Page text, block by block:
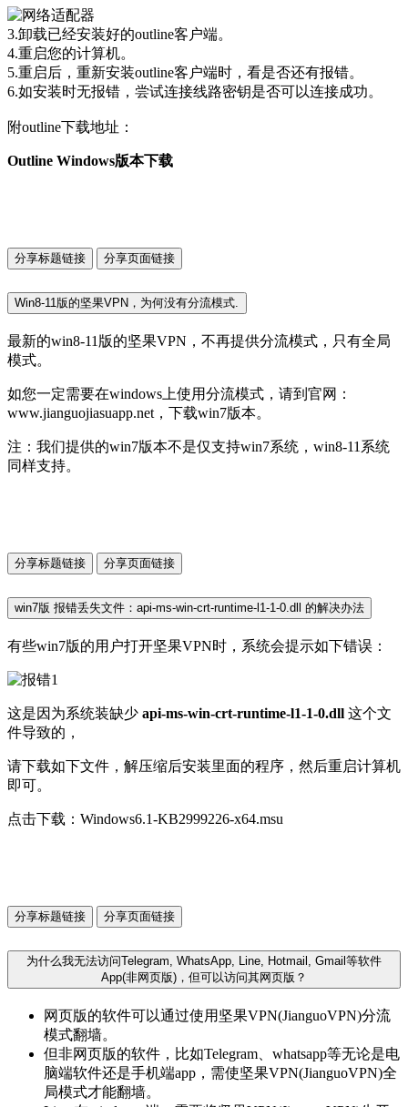
3.卸载已经安装好的outline客户端。
4.重启您的计算机。
5.重启后，重新安装outline客户端时，看是否还有报错。
6.如安装时无报错，尝试连接线路密钥是否可以连接成功。
附outline下载地址：
Outline Windows版本下载
分享标题链接 分享页面链接
Win8-11版的坚果VPN，为何没有分流模式.
最新的win8-11版的坚果VPN，不再提供分流模式，只有全局
模式。
如您一定需要在windows上使用分流模式，请到官网：
www.jianguojiasuapp.net，下载win7版本。
注：我们提供的win7版本不是仅支持win7系统，win8-11系统
同样支持。
分享标题链接 分享页面链接
win7版 报错丢失文件：api-ms-win-crt-runtime-l1-1-0.dll 的解决办法
有些win7版的用户打开坚果VPN时，系统会提示如下错误：
这是因为系统装缺少 api-ms-win-crt-runtime-l1-1-0.dll 这个文
件导致的，
请下载如下文件，解压缩后安装里面的程序，然后重启计算机
即可。
点击下载：Windows6.1-KB2999226-x64.msu
分享标题链接 分享页面链接
为什么我无法访问Telegram, WhatsApp, Line, Hotmail, Gmail等软件
App(非网页版)，但可以访问其网页版？
网页版的软件可以通过使用坚果VPN(JianguoVPN)分流
模式翻墙。
但非网页版的软件，比如Telegram、whatsapp等无论是电
脑端软件还是手机端app，需使坚果VPN(JianguoVPN)全
局模式才能翻墙。